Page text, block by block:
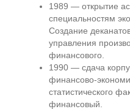
1989 — открытие
специальностям
Создание
управления
финансового.
1990 — сдача
финансово-
статистического
финансовый.